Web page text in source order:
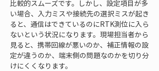
比較的スムーズです。しかし、設定項目が多
い場合、入力ミスや接続先の選択ミスが起き
ると、通信はできているのにRTK測位に入ら
ないという状況になります。現場担当者から
見ると、携帯回線が悪いのか、補正情報の設
定が違うのか、端末側の問題なのかを切り分
けにくくなります。